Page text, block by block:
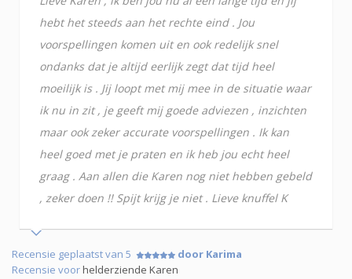
hebt het steeds aan het rechte eind . Jou
voorspellingen komen uit en ook redelijk snel
ondanks dat je altijd eerlijk zegt dat tijd heel
moeilijk is . Jij loopt met mij mee in de situatie waar
ik nu in zit , je geeft mij goede adviezen , inzichten
maar ook zeker accurate voorspellingen . Ik kan
heel goed met je praten en ik heb jou echt heel
graag . Aan allen die Karen nog niet hebben gebeld
, zeker doen !! Spijt krijg je niet . Lieve knuffel K
Recensie geplaatst van 5
door Karima
Recensie voorhelderziende Karen